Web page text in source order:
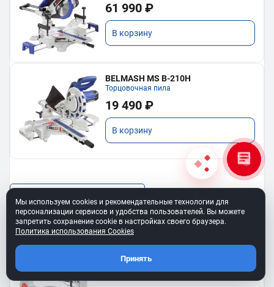
61 990 ₽
В корзину
BELMASH MS B-210H
Торцовочная пила
19 490 ₽
В корзину
Показать еще
BELMASH SS-400VS
Мы используем cookies и рекомендательные технологии для
персонализации сервисов и удобства пользователей. Вы можете
запретить сохранение cookie в настройках своего браузера.
Политика использования Cookies
Принять